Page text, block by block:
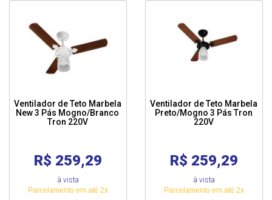
Ventilador de Teto Marbela
New 3 Pás Mogno/Branco
Tron 220V
R$ 259,29
à vista
Parcelamento em até 2x
Ventilador de Teto Marbela
Preto/Mogno 3 Pás Tron
220V
R$ 259,29
à vista
Parcelamento em até 2x